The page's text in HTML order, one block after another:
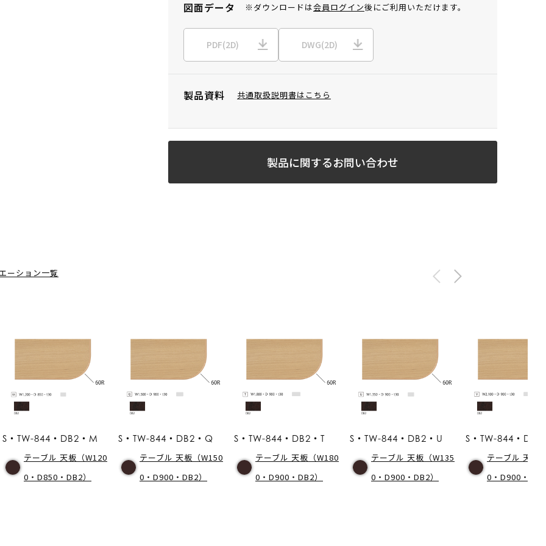
図面データ ※ダウンロードは会員ログイン後にご利用いただけます。
PDF(2D) DWG(2D)
製品資料 共通取扱説明書はこちら
製品に関するお問い合わせ
ーション一覧
S・TW-844・DB2・M
テーブル 天板（W120
0・D850・DB2）
S・TW-844・DB2・Q
テーブル 天板（W150
0・D900・DB2）
S・TW-844・DB2・T
テーブル 天板（W180
0・D900・DB2）
S・TW-844・DB2・U
テーブル 天板（W135
0・D900・DB2）
S・TW-844・DB2
テーブル 天板
0・D900・